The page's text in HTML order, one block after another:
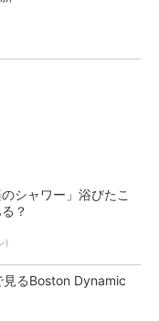
のシャワー」浴びたこ
？
)
見るBoston Dynamic